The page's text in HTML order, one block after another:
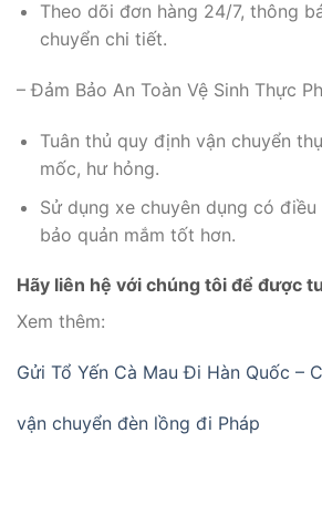
Theo dõi đơn hàng 24/7, thông
chuyển chi tiết.
– Đảm Bảo An Toàn Vệ Sinh Thực
Tuân thủ quy định vận chuyển
mốc, hư hỏng.
Sử dụng xe chuyên dụng có
bảo quản mắm tốt hơn.
Hãy liên hệ với chúng tôi để được
Xem thêm:
Gửi Tổ Yến Cà Mau Đi Hàn Quốc –
vận chuyển đèn lồng đi Pháp